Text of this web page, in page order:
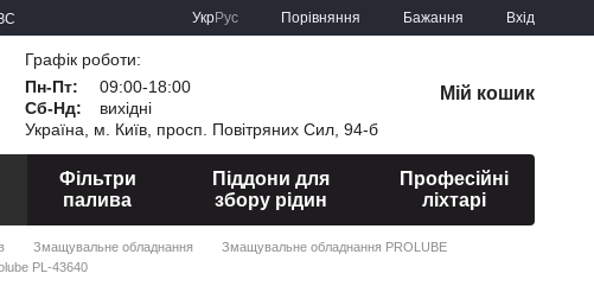
УкрРус Порівняння Бажання Вхід
Графік роботи:
Пн-Пт:
09:00-18:00
Сб-Нд:
вихідні
Україна, м. Київ, просп. Повітряних Сил, 94-б
Мій кошик
Фільтри
палива
Піддони для
збору рідин
Професійні
ліхтарі
Змащувальне обладнання
Змащувальне обладнання PROLUBE
PL-43640